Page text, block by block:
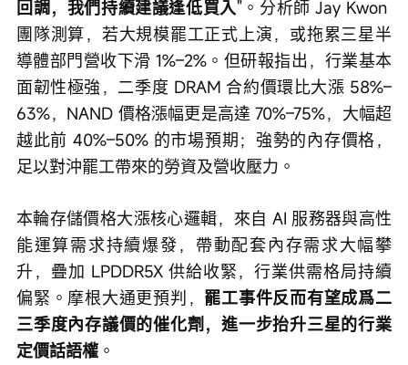
回調，我們持續建議逢低買入"。分析師 Jay Kwon
團隊測算，若大規模罷工正式上演，或拖累三星半
導體部門營收下滑 1%–2%。但研報指出，行業基本
面韌性極強，二季度 DRAM 合約價環比大漲 58%–
63%，NAND 價格漲幅更是高達 70%–75%，大幅超
越此前 40%–50% 的市場預期；強勢的內存價格，
足以對沖罷工帶來的勞資及營收壓力。
本輪存儲價格大漲核心邏輯，來自 AI 服務器與高性
能運算需求持續爆發，帶動配套內存需求大幅攀
升，疊加 LPDDR5X 供給收緊，行業供需格局持續
偏緊。摩根大通更預判， 罷工事件反而有望成爲二
三季度內存議價的催化劑，進一步抬升三星的行業
定價話語權 。